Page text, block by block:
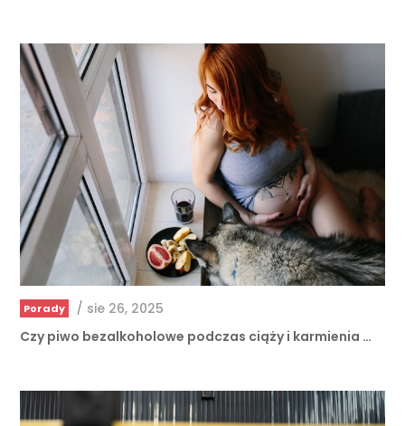
Porady / sie 26, 2025
Czy piwo bezalkoholowe podczas ciąży i karmienia …